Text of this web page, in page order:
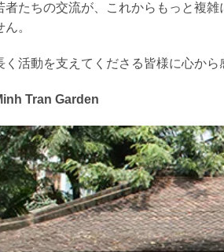
者たちの交流が、これからもっと複
ん。
く活動を支えてくださる皆様に心から
Tran Garden